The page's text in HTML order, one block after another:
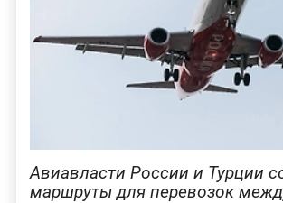
Авиавласти России и Турции
маршруты для перевозок